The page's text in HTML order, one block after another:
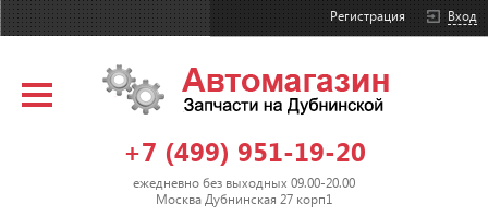
Вход
Регистрация
+7 (499) 951-19-20
ежедневно без выходных 09.00-20.00
Москва Дубнинская 27 корп1